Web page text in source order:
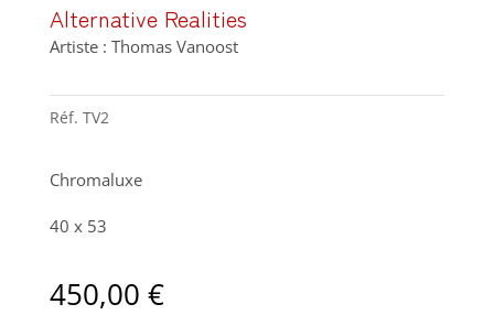
Alternative Realities
Artiste : Thomas Vanoost
Réf. TV2
Chromaluxe
40 x 53
450,00 €